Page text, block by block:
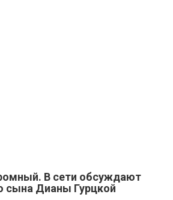
В сети обсуждают
сына Дианы Гурцкой